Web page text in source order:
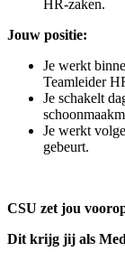
HR‑zaken.
Jouw positie:
Je werkt
Teamleider
Je schakelt
Je werkt
gebeurt.
CSU zet jou
Dit krijg jij als